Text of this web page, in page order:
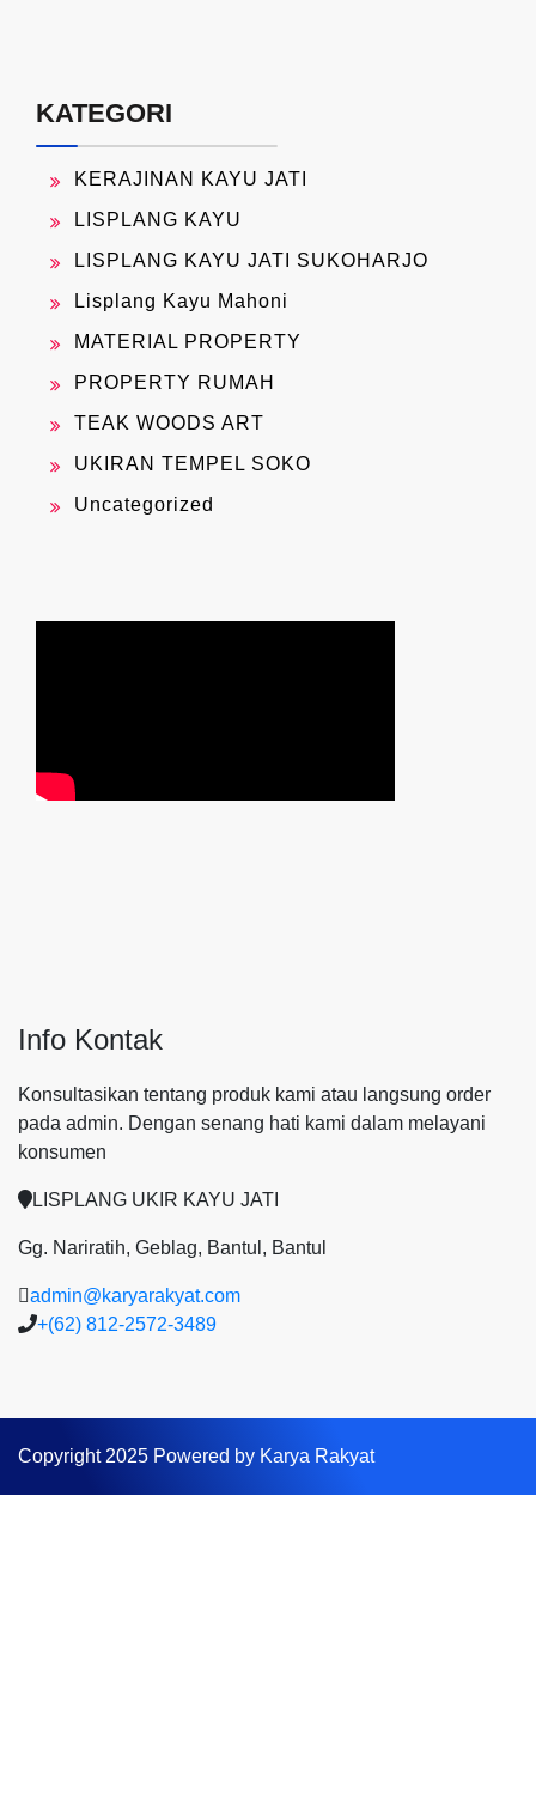
KATEGORI
KERAJINAN KAYU JATI
LISPLANG KAYU
LISPLANG KAYU JATI SUKOHARJO
Lisplang Kayu Mahoni
MATERIAL PROPERTY
PROPERTY RUMAH
TEAK WOODS ART
UKIRAN TEMPEL SOKO
Uncategorized
Info Kontak
Konsultasikan tentang produk kami atau langsung order
pada admin. Dengan senang hati kami dalam melayani
konsumen
LISPLANG UKIR KAYU JATI
Gg. Nariratih, Geblag, Bantul, Bantul
admin@karyarakyat.com
+(62) 812-2572-3489
Copyright 2025 Powered by Karya Rakyat